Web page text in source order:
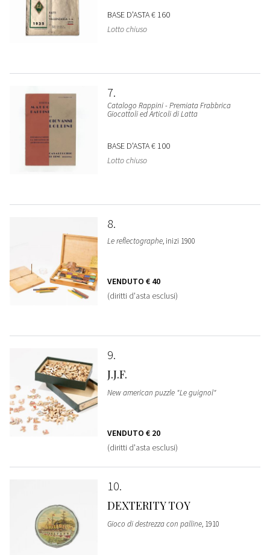
BASE D'ASTA€ 160
Lotto chiuso
7
Catalogo Rappini - Premiata Frabbrica
Giocattoli ed Articoli di Latta
BASE D'ASTA€ 100
Lotto chiuso
8
Le reflectographe, inizi 1900
VENDUTO € 40
(diritti d'asta esclusi)
9
J.J.F.
New american puzzle "Le guignol"
VENDUTO € 20
(diritti d'asta esclusi)
10
DEXTERITY TOY
Gioco di destrezza con palline, 1910